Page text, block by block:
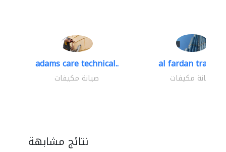
adams care technical..
صيانة مكيفات
al fardan trading..
صيانة مكيفات
نتائج مشابهة